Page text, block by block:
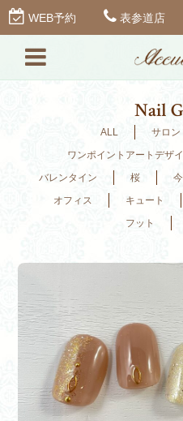
WEB予約 表参道店
Nail
ALL サロン
ワンポイントアートデザ
バレンタイン
桜
オフィス
キュート
フット